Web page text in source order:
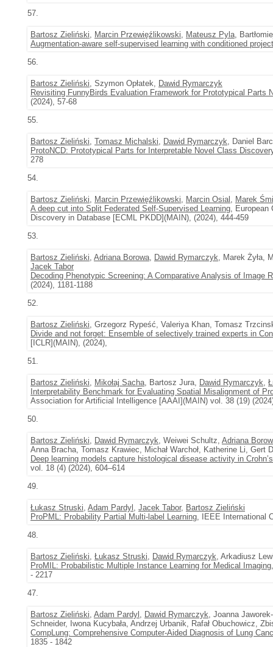
57.
Bartosz Zieliński, Marcin Przewięźlikowski, Mateusz Pyla,
Augmentation-aware self-supervised learning with conditioned
56.
Bartosz Zieliński, Szymon Opłatek, Dawid Rymarczyk
Revisiting FunnyBirds Evaluation Framework for Prototypical Parts
(2024), 57-68
55.
Bartosz Zieliński, Tomasz Michalski, Dawid Rymarczyk, Daniel
ProtoNCD: Prototypical Parts for Interpretable Novel Class
278
54.
Bartosz Zieliński, Marcin Przewięźlikowski, Marcin Osial , Marek
A deep cut into Split Federated Self-Supervised Learning, European
Discovery in Database [ECML PKDD](MAIN), (2024), 444-459
53.
Bartosz Zieliński, Adriana Borowa, Dawid Rymarczyk, Marek Żyła,
Jacek Tabor
Decoding Phenotypic Screening: A Comparative Analysis of Image
(2024), 1181-1188
52.
Bartosz Zieliński, Grzegorz Rypeść, Valeriya Khan, Tomasz
Divide and not forget: Ensemble of selectively trained experts in
[ICLR](MAIN), (2024),
51.
Bartosz Zieliński, Mikołaj Sacha, Bartosz Jura, Dawid Rymarczyk,
Interpretability Benchmark for Evaluating Spatial Misalignment of
Association for Artificial Intelligence [AAAI](MAIN) vol. 38 (19)
50.
Bartosz Zieliński, Dawid Rymarczyk, Weiwei Schultz, Adriana
Anna Bracha, Tomasz Krawiec, Michał Warchoł, Katherine Li,
Deep learning models capture histological disease activity in
vol. 18 (4) (2024), 604–614
49.
Łukasz Struski, Adam Pardyl , Jacek Tabor, Bartosz Zieliński
ProPML: Probability Partial Multi-label Learning, IEEE International
48.
Bartosz Zieliński, Łukasz Struski, Dawid Rymarczyk, Arkadiusz
ProMIL: Probabilistic Multiple Instance Learning for Medical Imaging
- 2217
47.
Bartosz Zieliński, Adam Pardyl , Dawid Rymarczyk, Joanna
Schneider, Iwona Kucybała, Andrzej Urbanik, Rafał Obuchowicz,
CompLung: Comprehensive Computer-Aided Diagnosis of Lung
1835 - 1842